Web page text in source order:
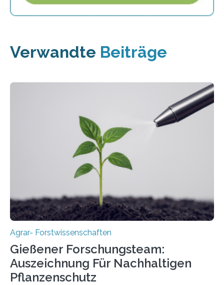
Verwandte Beiträge
Agrar- Forstwissenschaften
Gießener Forschungsteam:
Auszeichnung Für Nachhaltigen
Pflanzenschutz